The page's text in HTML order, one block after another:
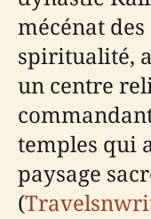
mécénat
spiritualité,
un centre
temples qui
paysage
(